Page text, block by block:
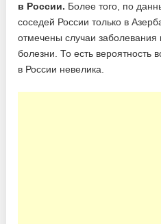
в России. Более того, по
соседей России только в
отмечены случаи
болезни. То есть вероятность
в России невелика.